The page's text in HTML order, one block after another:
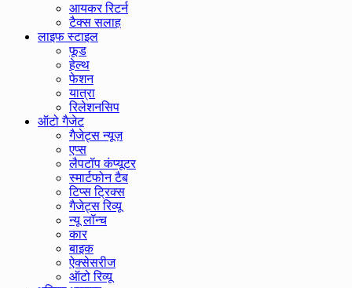
आयकर रिटर्न
टैक्स सलाह
लाइफ स्टाइल
फूड
हेल्थ
फेशन
यात्रा
रिलेशनसिप
ऑटो गैजेट
गैजेट्स न्यूज़
एप्स
लैपटॉप कंप्यूटर
स्मार्टफोन टैब
टिप्स ट्रिक्स
गैजेट्स रिव्यू
न्यू लॉन्च
कार
बाइक
ऐक्सेसरीज
ऑटो रिव्यू